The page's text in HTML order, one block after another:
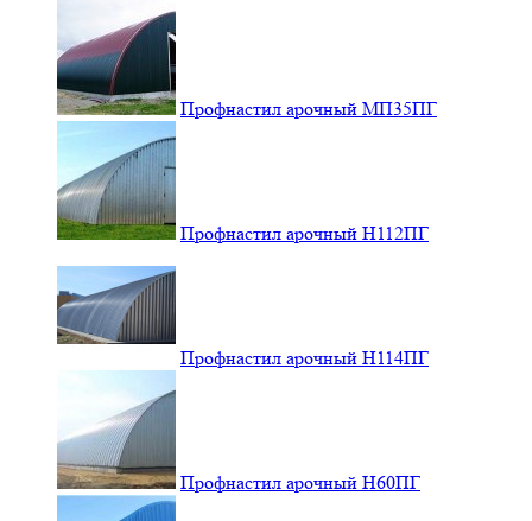
Профнастил арочный МП35ПГ
Профнастил арочный Н112ПГ
Профнастил арочный Н114ПГ
Профнастил арочный Н60ПГ